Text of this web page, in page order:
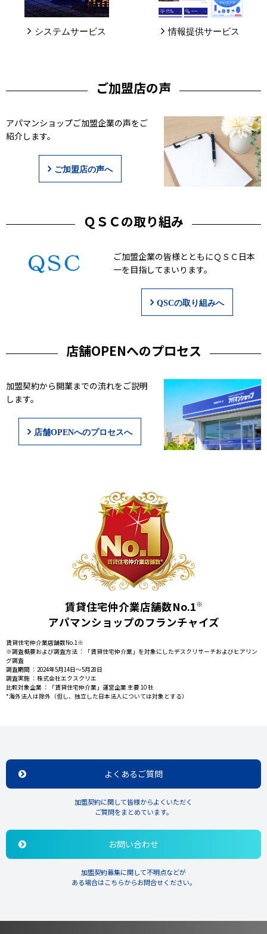
システムサービス 情報提供サービス
ご加盟店の声
アパマンショップご加盟企業の声をご
紹介します。
ご加盟店の声へ
ＱＳＣの取り組み
ご加盟企業の皆様とともにＱＳＣ日本
一を目指してまいります。
QSCの取り組みへ
店舗OPENへのプロセス
加盟契約から開業までの流れをご説明
します。
店舗OPENへのプロセスへ
賃貸住宅仲介業店舗数No.1※
アパマンショップのフランチャイズ
賃貸住宅仲介業店舗数No.1※
※調査概要および調査方法 ：「賃貸住宅仲介業」を対象にしたデスクリサーチおよびヒアリン
グ調査
調査期間 ：2024年5月14日～5月28日
調査実施 ：株式会社エクスクリエ
比較対象企業 ：「賃貸住宅仲介業」運営企業 主要 10 社
*海外法人は除外（但し、独立した日本法人については対象とする）
よくあるご質問
加盟契約に関して皆様からよくいただく
ご質問をまとめています。
お問い合わせ
加盟契約募集に関して不明点などが
ある場合はこちらからお問合せください。